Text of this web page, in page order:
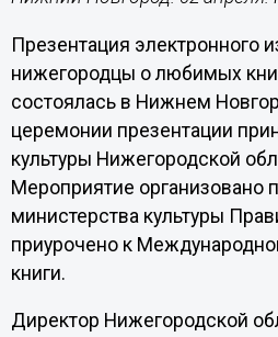
Презентация электронного
нижегородцы о любимых
состоялась в Нижнем
церемонии презентации
культуры Нижегородской
Мероприятие организовано
министерства культуры
приурочено к
книги.
Директор Нижегородской